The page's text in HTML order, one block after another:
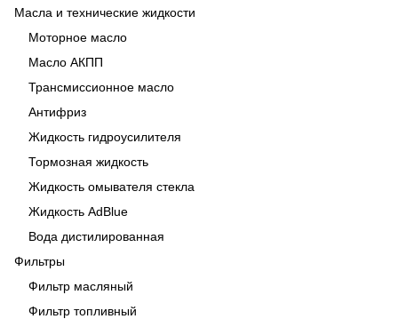
Масла и технические жидкости
Моторное масло
Масло АКПП
Трансмиссионное масло
Антифриз
Жидкость гидроусилителя
Тормозная жидкость
Жидкость омывателя стекла
Жидкость AdBlue
Вода дистилированная
Фильтры
Фильтр масляный
Фильтр топливный